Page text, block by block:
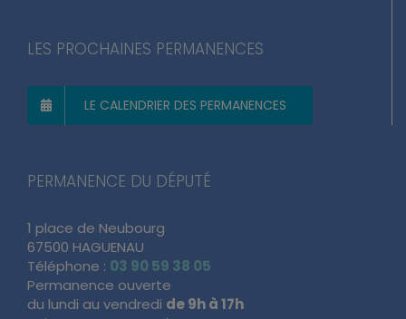
LES PROCHAINES PERMANENCES
LE CALENDRIER DES PERMANENCES
PERMANENCE DU DÉPUTÉ
1 place de Neubourg
67500 HAGUENAU
Téléphone : 03 90 59 38 05
Permanence ouverte
du lundi au vendredi de 9h à 17h